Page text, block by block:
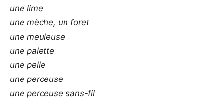
une lime
une mèche, un foret
une meuleuse
une palette
une pelle
une perceuse
une perceuse sans-fil